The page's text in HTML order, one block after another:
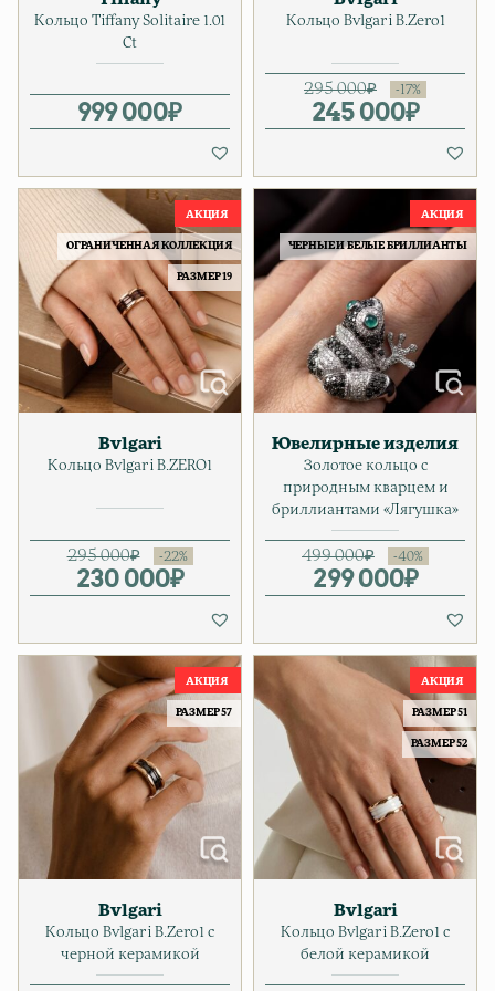
Кольцо Tiffany Solitaire 1.01
Ct
999 000₽
Кольцо Bvlgari B.Zero1
295 000₽
245 000₽
Текущая
ОГРАНИЧЕННАЯ КОЛЛЕКЦИЯ
РАЗМЕР 19
Bvlgari
Кольцо Bvlgari B.ZERO1
295 000₽
Первоначальная цена
230 000₽
Текущая цена: 230 000₽.
ЧЕРНЫЕ И БЕЛЫЕ БРИЛЛИАНТЫ
Ювелирные изделия
Золотое кольцо с
природным кварцем и
бриллиантами «Лягушка»
499 000₽
299 000₽
Текущая
РАЗМЕР 57
Bvlgari
Кольцо Bvlgari B.Zero1 с
черной керамикой
РАЗМЕР 51
РАЗМЕР 52
Bvlgari
Кольцо Bvlgari B.Zero1 с
белой керамикой